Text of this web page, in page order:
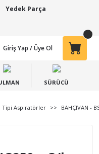
Yedek Parça
Giriş Yap /Üye Ol
SÜRÜCÜ
Tipi Aspiratörler BAHÇIVAN -